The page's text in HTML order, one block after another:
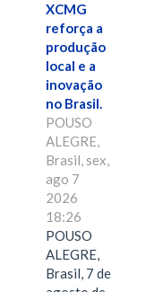
XCMG
reforça a
produção
local e a
inovação
no Brasil.
POUSO
ALEGRE,
Brasil, sex,
ago 7
2026
18:26
POUSO
ALEGRE,
Brasil, 7 de